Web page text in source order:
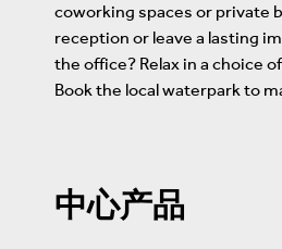
coworking spaces or private
reception or leave a lasting
the office? Relax in a choice
Book the local waterpark to
中心产品